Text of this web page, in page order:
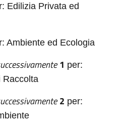
Edilizia Privata ed
Ambiente ed Ecologia
1 per:
Raccolta
2 per: